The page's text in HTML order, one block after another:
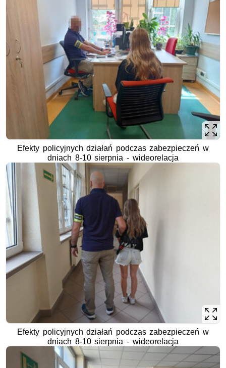
Efekty policyjnych działań podczas zabezpieczeń w
dniach 8-10 sierpnia - wideorelacja
Efekty policyjnych działań podczas zabezpieczeń w
dniach 8-10 sierpnia - wideorelacja